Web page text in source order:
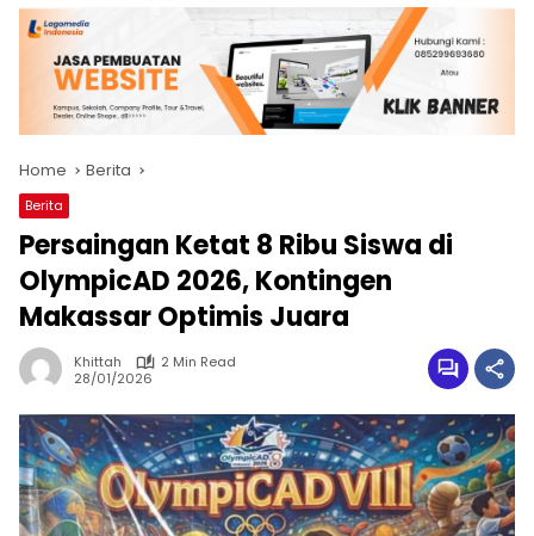
Home Berita
Berita
Persaingan Ketat 8 Ribu Siswa di
OlympicAD 2026, Kontingen
Makassar Optimis Juara
Khittah
2 Min Read
28/01/2026